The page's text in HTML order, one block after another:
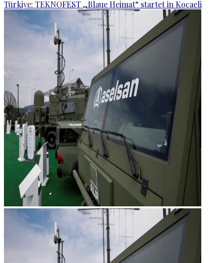
Türkiye: TEKNOFEST „Blaue Heimat“ startet in Kocaeli